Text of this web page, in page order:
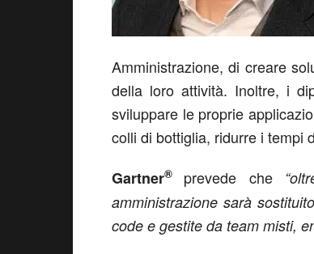
Amministrazione, di creare
della loro attività. Inoltre, i
sviluppare le proprie
colli di bottiglia, ridurre i tempi
Gartner® prevede che
amministrazione sarà
code e gestite da team misti,